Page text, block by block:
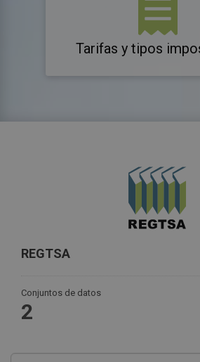
Tarifas y tipos
REGTSA
Conjuntos de datos
2